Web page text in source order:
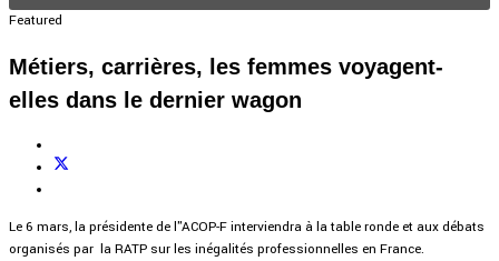
Featured
Métiers, carrières, les femmes voyagent-
elles dans le dernier wagon
Le 6 mars, la présidente de l"ACOP-F interviendra à la table ronde et aux débats
organisés par la RATP sur les inégalités professionnelles en France.